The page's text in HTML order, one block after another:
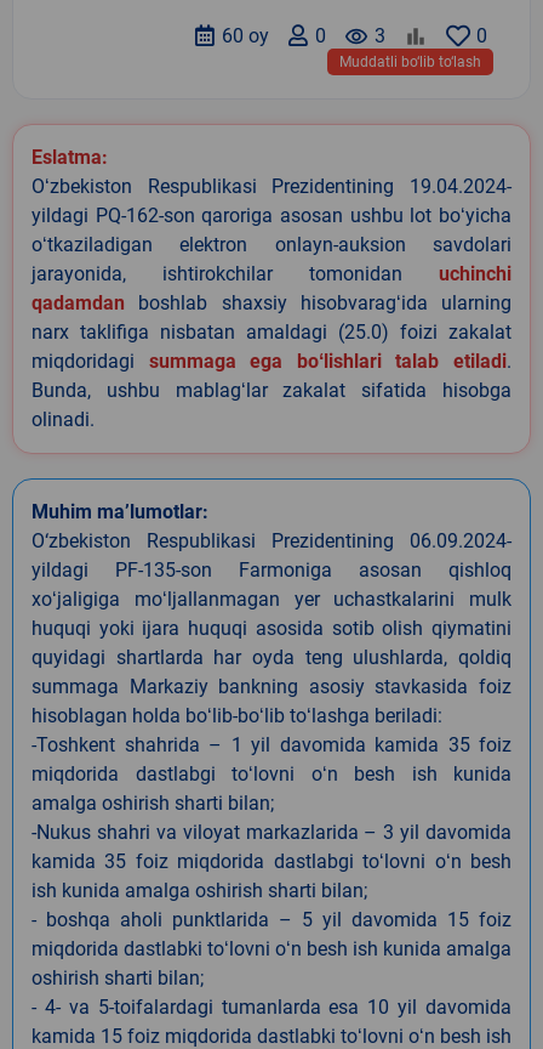
0
remove_red_eye 3
0
60 oy
Muddatli bo‘lib to‘lash
Eslatma:
Oʻzbekiston Respublikasi Prezidentining 19.04.2024-
yildagi PQ-162-son qaroriga asosan ushbu lot boʻyicha
oʻtkaziladigan elektron onlayn-auksion savdolari
jarayonida, ishtirokchilar tomonidan uchinchi
qadamdan boshlab shaxsiy hisobvaragʻida ularning
narx taklifiga nisbatan amaldagi (25.0) foizi zakalat
miqdoridagi summaga ega boʻlishlari talab etiladi.
Bunda, ushbu mablagʻlar zakalat sifatida hisobga
olinadi.
Muhim ma’lumotlar:
O‘zbekiston Respublikasi Prezidentining 06.09.2024-
yildagi PF-135-son Farmoniga asosan qishloq
xoʻjaligiga moʻljallanmagan yer uchastkalarini mulk
huquqi yoki ijara huquqi asosida sotib olish qiymatini
quyidagi shartlarda har oyda teng ulushlarda, qoldiq
summaga Markaziy bankning asosiy stavkasida foiz
hisoblagan holda boʻlib-boʻlib toʻlashga beriladi:
-Toshkent shahrida – 1 yil davomida kamida 35 foiz
miqdorida dastlabgi toʻlovni oʻn besh ish kunida
amalga oshirish sharti bilan;
-Nukus shahri va viloyat markazlarida – 3 yil davomida
kamida 35 foiz miqdorida dastlabgi toʻlovni oʻn besh
ish kunida amalga oshirish sharti bilan;
- boshqa aholi punktlarida – 5 yil davomida 15 foiz
miqdorida dastlabki toʻlovni oʻn besh ish kunida amalga
oshirish sharti bilan;
- 4- va 5-toifalardagi tumanlarda esa 10 yil davomida
kamida 15 foiz miqdorida dastlabki toʻlovni oʻn besh ish